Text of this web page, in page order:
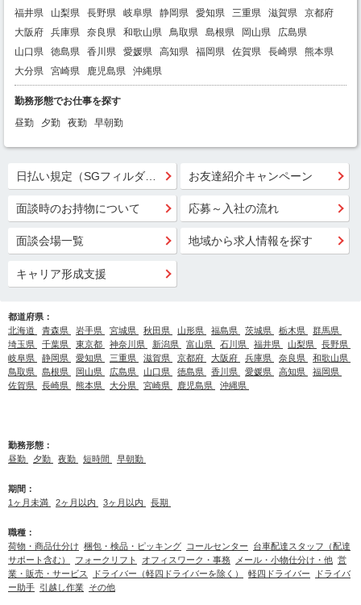
福井県
山梨県 長野県 岐阜県 静岡県 愛知県 三重県 滋賀県
京都府
大阪府
兵庫県 奈良県 和歌山県 鳥取県 島根県 岡山県
広島県
山口県
徳島県 香川県 愛媛県 高知県 福岡県 佐賀県 長崎県
熊本県
大分県
宮崎県 鹿児島県 沖縄県
勤務形態でお仕事を探す
昼勤
夕勤 夜勤 早朝勤
お友達紹介キャンペーン
面談時のお持物について 応募～入社の流れ
面談会場一覧 地域から求人情報を探す
キャリア形成支援
都道府県：
北海道
青森県 岩手県 宮城県 秋田県 山形県 福島県 茨城県 栃木県
群馬県
埼玉県
千葉県 東京都 神奈川県 新潟県 富山県 石川県 福井県 山梨県
長野県
岐阜県
静岡県 愛知県 三重県 滋賀県 京都府 大阪府 兵庫県 奈良県
和歌山県
鳥取県
島根県 岡山県 広島県 山口県 徳島県 香川県 愛媛県 高知県
福岡県
佐賀県
長崎県 熊本県 大分県 宮崎県 鹿児島県 沖縄県
勤務形態：
昼勤
夕勤 夜勤 短時間 早朝勤
期間：
1ヶ月未満
2ヶ月以内 3ヶ月以内 長期
職種：
荷物・商品仕分け 梱包・検品・ピッキング コールセンター
台車配達スタッフ（配達
サポート含む）
フォークリフト オフィスワーク・事務 メール・小物仕分け・他 営
業・販売・サービス
ドライバー（軽四ドライバーを除く） 軽四ドライバー
ドライバ
ー助手 引越し作業 その他